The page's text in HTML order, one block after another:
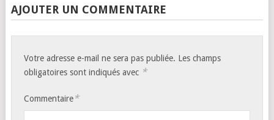
AJOUTER UN COMMENTAIRE
Votre adresse e-mail ne sera pas publiée. Les champs
obligatoires sont indiqués avec *
Commentaire*